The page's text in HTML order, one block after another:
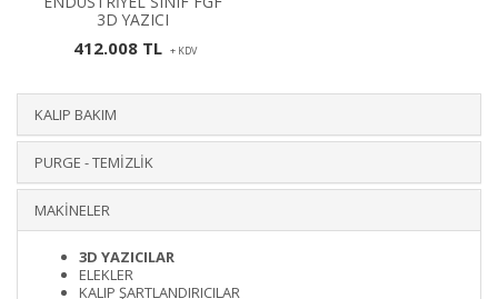
3D YAZICI
412.008 TL + KDV
KALIP BAKIM
PURGE - TEMİZLİK
MAKİNELER
3D YAZICILAR
ELEKLER
KALIP ŞARTLANDIRICILAR